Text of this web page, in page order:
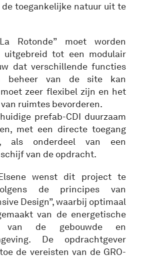
toegankelijke natuur uit te
Rotonde” moet worden
uitgebreid tot een modulair
dat verschillende functies
beheer van de site kan
zeer flexibel zijn en het
ruimtes bevorderen.
prefab-CDI duurzaam
met een directe toegang
onderdeel van een
van de opdracht.
wenst dit project te
de principes van
Design”, waarbij optimaal
van de energetische
van de gebouwde en
De opdrachtgever
de vereisten van de GRO-